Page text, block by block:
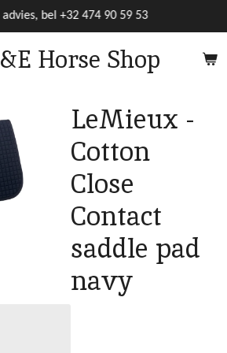
Horse Shop
advies, bel +32 474 90 59 53
LeMieux -
Cotton
Close
Contact
saddle pad
navy